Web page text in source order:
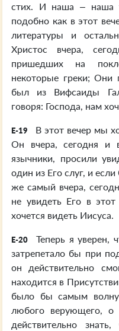
стих. И наша – наша
подобно как в этот
литературы и
Христос вчера,
пришедших на
некоторые греки;
был из Вифсаиды
говоря: Господа, нам
E-19
В этот вечер мы
Он вчера, сегодня и
язычники, просили
один из Его слуг, и
же самый вчера,
не увидеть Его в
хочется видеть Иисуса.
E-20
Теперь я уверен,
затрепетало бы при
он действительно
находится в
было бы самым
любого верующего,
действительно